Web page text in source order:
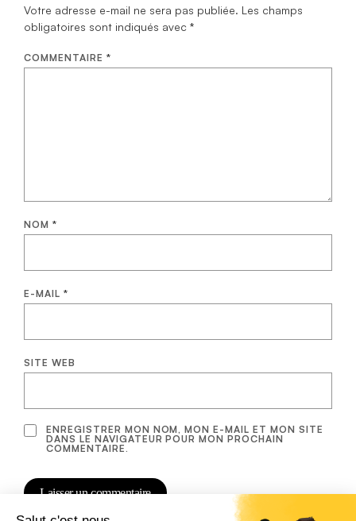
Votre adresse e-mail ne sera pas publiée. Les champs
obligatoires sont indiqués avec *
COMMENTAIRE *
NOM *
E-MAIL *
SITE WEB
ENREGISTRER MON NOM, MON E-MAIL ET MON SITE
DANS LE NAVIGATEUR POUR MON PROCHAIN
COMMENTAIRE.